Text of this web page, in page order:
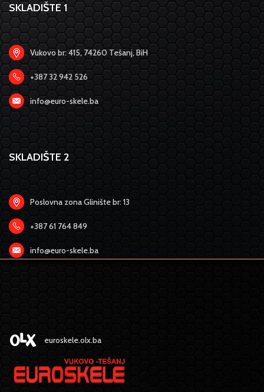
SKLADIŠTE 1
Vukovo br: 415, 74260 Tešanj, BiH
+387 32 942 526
info@euro-skele.ba
SKLADIŠTE 2
Poslovna zona Glinište br: 13
+387 61 764 849
info@euro-skele.ba
euroskele.olx.ba